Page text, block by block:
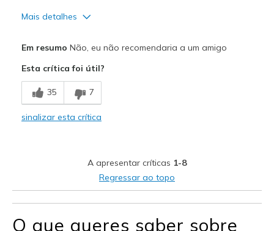
Mais detalhes
Em resumo Não, eu não recomendaria a um amigo
Esta crítica foi útil?
35 7
sinalizar esta crítica
A apresentar críticas 1-8
Regressar ao topo
O que queres saber sobre